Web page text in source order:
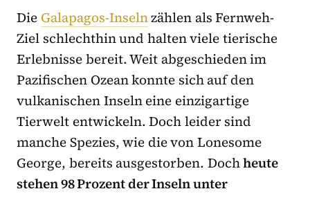
Die Galapagos-Inselnzählen als Fernweh-
Ziel schlechthin und halten viele tierische
Erlebnisse bereit. Weit abgeschieden im
Pazifischen Ozean konnte sich auf den
vulkanischen Inseln eine einzigartige
Tierwelt entwickeln. Doch leider sind
manche Spezies, wie die von Lonesome
George, bereits ausgestorben. Dochheute
stehen 98 Prozent der Inseln unter